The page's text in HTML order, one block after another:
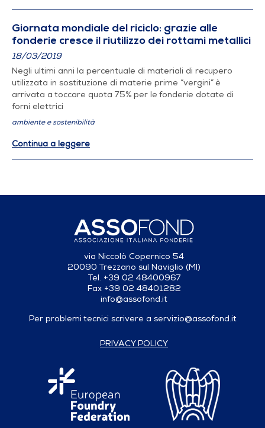
Giornata mondiale del riciclo: grazie alle
fonderie cresce il riutilizzo dei rottami metallici
18/03/2019
Negli ultimi anni la percentuale di materiali di recupero
utilizzata in sostituzione di materie prime “vergini” è
arrivata a toccare quota 75% per le fonderie dotate di
forni elettrici
ambiente e sostenibilità
Continua a leggere
via Niccolò Copernico 54
20090 Trezzano sul Naviglio (MI)
Tel. +39 02 48400967
Fax +39 02 48401282
info@assofond.it
Per problemi tecnici scrivere a servizio@assofond.it
PRIVACY POLICY